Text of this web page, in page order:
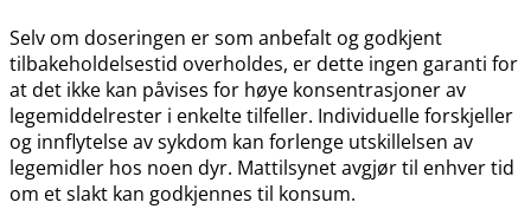
Selv om doseringen er som anbefalt og godkjent
tilbakeholdelsestid overholdes, er dette ingen garanti for
at det ikke kan påvises for høye konsentrasjoner av
legemiddelrester i enkelte tilfeller. Individuelle forskjeller
og innflytelse av sykdom kan forlenge utskillelsen av
legemidler hos noen dyr. Mattilsynet avgjør til enhver tid
om et slakt kan godkjennes til konsum.